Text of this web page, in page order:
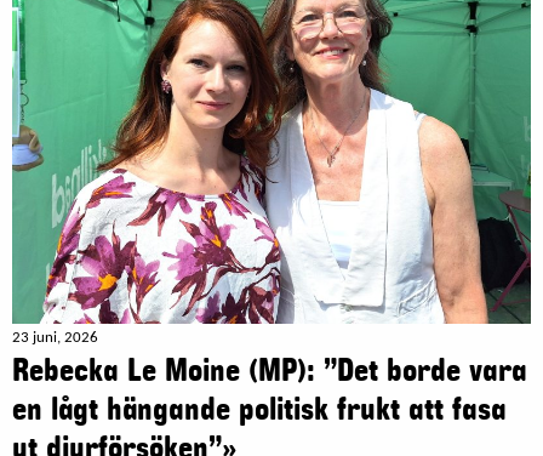
23 juni, 2026
Rebecka Le Moine (MP): ”Det borde vara
en lågt hängande politisk frukt att fasa
ut djurförsöken”»